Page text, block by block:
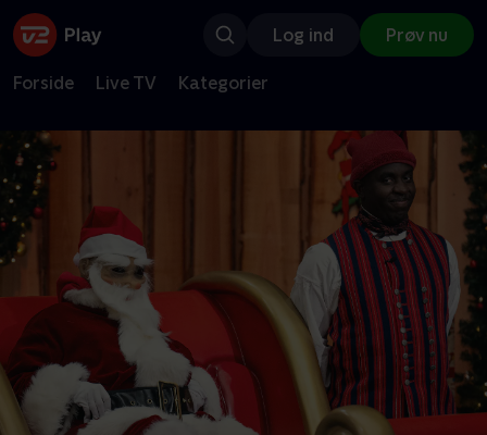
Log ind Prøv nu
Forside Live TV Kategorier